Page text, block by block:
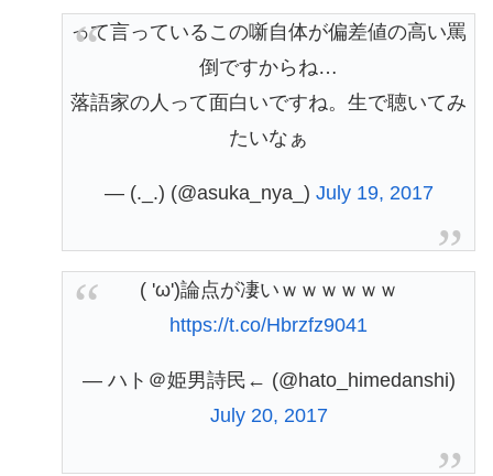
って言っているこの噺自体が偏差値の高い罵
倒ですからね…
落語家の人って面白いですね。生で聴いてみ
たいなぁ
— (._.) (@asuka_nya_) July 19, 2017
( 'ω')論点が凄いｗｗｗｗｗｗ
https://t.co/Hbrzfz9041
— ハト＠姫男詩民← (@hato_himedanshi)
July 20, 2017